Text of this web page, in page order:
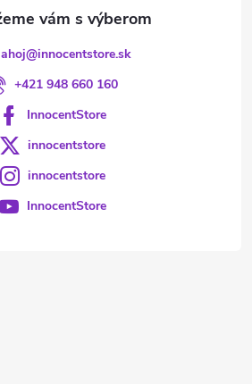
ahoj@innocentstore.sk
+421 948 660 160
InnocentStore
innocentstore
innocentstore
InnocentStore